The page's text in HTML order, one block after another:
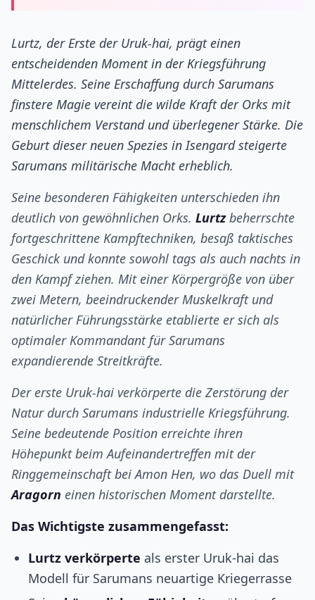
Lurtz, der Erste der Uruk-hai, prägt einen
entscheidenden Moment in der Kriegsführung
Mittelerdes. Seine Erschaffung durch Sarumans
finstere Magie vereint die wilde Kraft der Orks mit
menschlichem Verstand und überlegener Stärke. Die
Geburt dieser neuen Spezies in Isengard steigerte
Sarumans militärische Macht erheblich.
Seine besonderen Fähigkeiten unterschieden ihn
deutlich von gewöhnlichen Orks. Lurtzbeherrschte
fortgeschrittene Kampftechniken, besaß taktisches
Geschick und konnte sowohl tags als auch nachts in
den Kampf ziehen. Mit einer Körpergröße von über
zwei Metern, beeindruckender Muskelkraft und
natürlicher Führungsstärke etablierte er sich als
optimaler Kommandant für Sarumans
expandierende Streitkräfte.
Der erste Uruk-hai verkörperte die Zerstörung der
Natur durch Sarumans industrielle Kriegsführung.
Seine bedeutende Position erreichte ihren
Höhepunkt beim Aufeinandertreffen mit der
Ringgemeinschaft bei Amon Hen, wo das Duell mit
Aragorn einen historischen Moment darstellte.
Das Wichtigste zusammengefasst:
Lurtz verkörperte als erster Uruk-hai das
Modell für Sarumans neuartige Kriegerrasse